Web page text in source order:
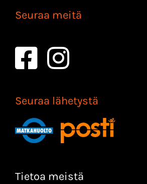
Seuraa meitä
Seuraa lähetystä
Tietoa meistä